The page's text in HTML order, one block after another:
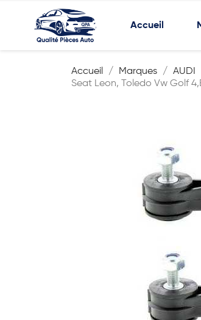
Accueil
Accueil Marques AUDI
Seat Leon, Toledo Vw Golf